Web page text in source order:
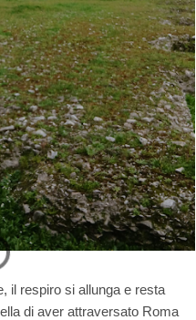
il respiro si allunga e resta
di aver attraversato Roma